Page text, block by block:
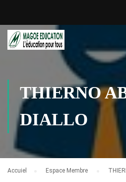
THIERNO
DIALLO
Accuiel Espace Membre